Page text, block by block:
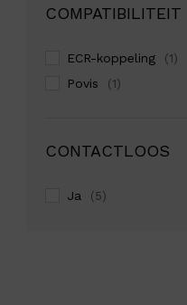
COMPATIBILITEIT
ECR-koppeling (1)
Povis (1)
CONTACTLOOS
Ja (5)